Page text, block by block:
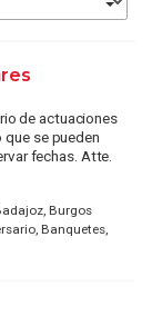
de actuaciones
que se pueden
fechas. Atte.
Burgos
Banquetes,